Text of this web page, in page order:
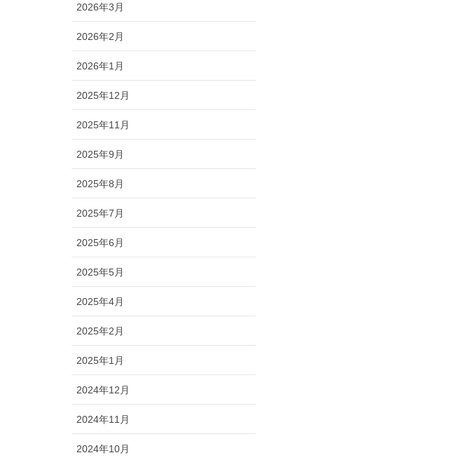
2026年3月
2026年2月
2026年1月
2025年12月
2025年11月
2025年9月
2025年8月
2025年7月
2025年6月
2025年5月
2025年4月
2025年2月
2025年1月
2024年12月
2024年11月
2024年10月